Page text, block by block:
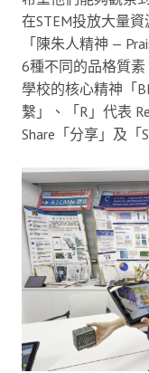
在STEM投放大量
「陳朱人精神 —
6種不同的品格質
學校的核心精神「
繫」、「R」代表
Share「分享」及「